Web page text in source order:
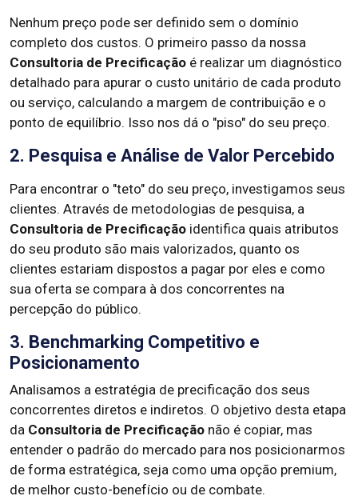
Nenhum preço pode ser definido sem o domínio
completo dos custos. O primeiro passo da nossa
Consultoria de Precificação é realizar um diagnóstico
detalhado para apurar o custo unitário de cada produto
ou serviço, calculando a margem de contribuição e o
ponto de equilíbrio. Isso nos dá o "piso" do seu preço.
2. Pesquisa e Análise de Valor Percebido
Para encontrar o "teto" do seu preço, investigamos seus
clientes. Através de metodologias de pesquisa, a
Consultoria de Precificação identifica quais atributos
do seu produto são mais valorizados, quanto os
clientes estariam dispostos a pagar por eles e como
sua oferta se compara à dos concorrentes na
percepção do público.
3. Benchmarking Competitivo e
Posicionamento
Analisamos a estratégia de precificação dos seus
concorrentes diretos e indiretos. O objetivo desta etapa
da Consultoria de Precificação não é copiar, mas
entender o padrão do mercado para nos posicionarmos
de forma estratégica, seja como uma opção premium,
de melhor custo-benefício ou de combate.